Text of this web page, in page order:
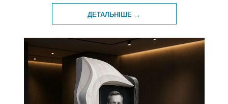
ДЕТАЛЬНІШЕ →